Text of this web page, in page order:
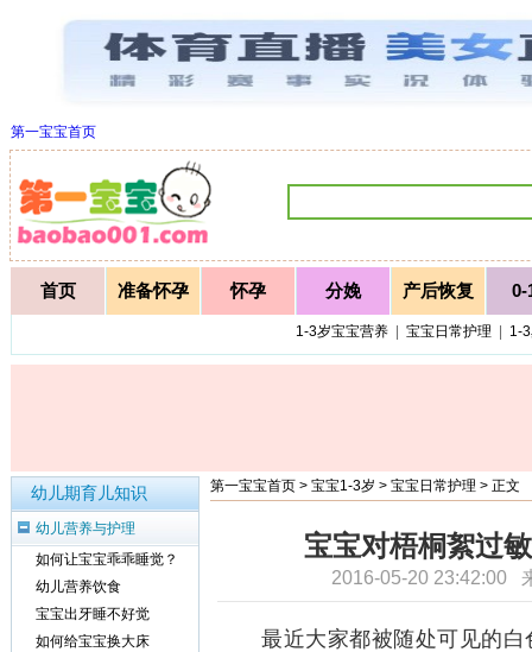
第一宝宝首页
首页 准备怀孕 怀孕 分娩 产后恢复 0-
1-3岁宝宝营养| 宝宝日常护理 1-
第一宝宝首页 > 宝宝1-3岁 > 宝宝日常护理 > 正文
宝宝对梧桐絮过
2016-05-20 23:42:00
最近大家都被随处可见的白
幼儿期育儿知识
幼儿营养与护理
如何让宝宝乖乖睡觉？
幼儿营养饮食
宝宝出牙睡不好觉
如何给宝宝换大床